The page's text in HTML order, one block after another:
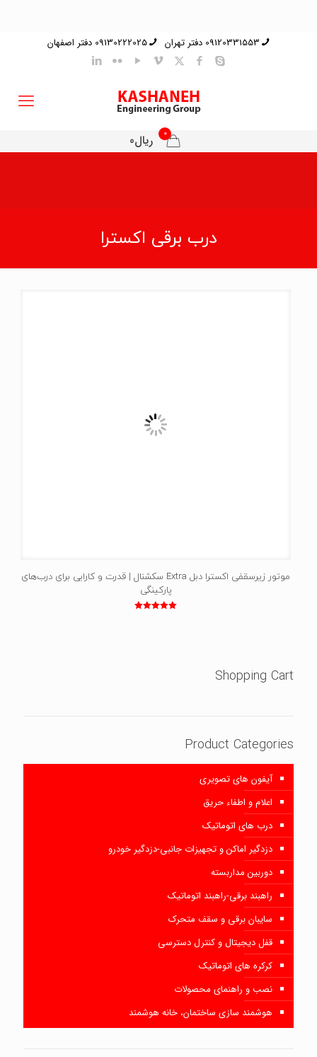
09120331553 دفتر تهران 09130222025 دفتر اصفهان
0 ریال0
درب برقی اکسترا
موتور زیرسقفی اکسترا دبل Extra سکشنال | قدرت و کارایی برای درب‌های
پارکینگی
Shopping Cart
Product Categories
آیفون های تصویری
اعلام و اطفاء حریق
درب های اتوماتیک
دزدگیر اماکن و تجهیزات جانبی-دزدگیر خودرو
دوربین مداربسته
راهبند برقی-راهبند اتوماتیک
سایبان برقی و سقف متحرک
قفل دیجیتال و کنترل دسترسی
کرکره های اتوماتیک
نصب و راهنمای محصولات
هوشمند سازی ساختمان، خانه هوشمند